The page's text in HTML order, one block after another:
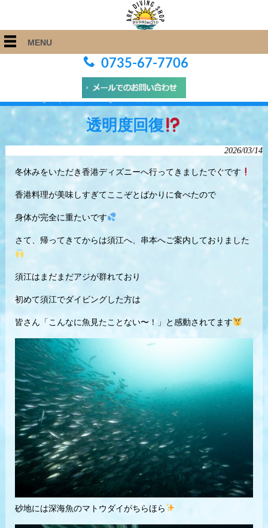
MENU
0735-67-7706
ARK Diving Shop 串本店 > Blog > 透明度回復
透明度回復
2026/03/14
冬休みをいただき香港ディズニーへ行ってきましたでぐです
香港料理が美味しすぎてここぞとばかりに食べたので
身体が完全に重たいです
さて、帰ってきてからは須江へ、串本へご案内しておりました
須江はまだまだアジが群れており
初めて須江でダイビングした方は
皆さん「こんなに魚見たことない〜！」と感動されてます
砂地には深海魚のマトウダイがちらほら